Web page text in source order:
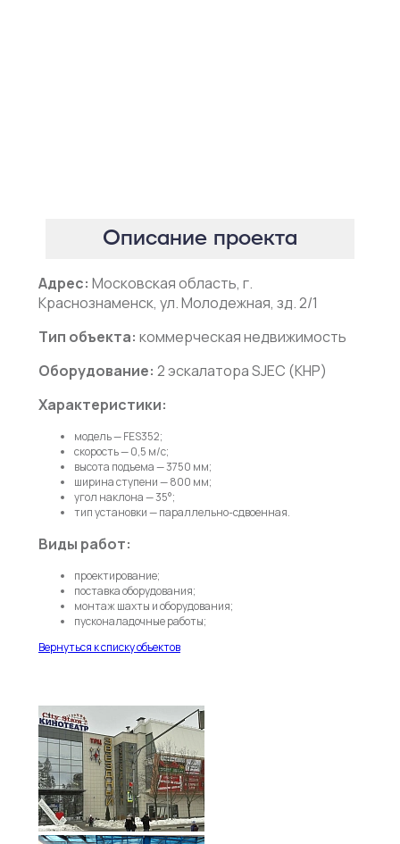
Описание проекта
Адрес: Московская область, г.
Краснознаменск, ул. Молодежная, зд. 2/1
Тип объекта: коммерческая недвижимость
Оборудование: 2 эскалатора SJEC (КНР)
Характеристики:
модель — FES352;
скорость — 0,5 м/c;
высота подъема — 3750 мм;
ширина ступени — 800 мм;
угол наклона — 35°;
тип установки — параллельно-сдвоенная.
Виды работ:
проектирование;
поставка оборудования;
монтаж шахты и оборудования;
пусконаладочные работы;
Вернуться к списку объектов